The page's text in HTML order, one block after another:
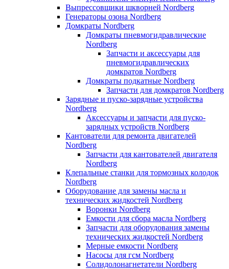
Выпрессовщики шкворней Nordberg
Генераторы озона Nordberg
Домкраты Nordberg
Домкраты пневмогидравлические
Nordberg
Запчасти и аксессуары для
пневмогидравлических
домкратов Nordberg
Домкраты подкатные Nordberg
Запчасти для домкратов Nordberg
Зарядные и пуско-зарядные устройства
Nordberg
Аксессуары и запчасти для пуско-
зарядных устройств Nordberg
Кантователи для ремонта двигателей
Nordberg
Запчасти для кантователей двигателя
Nordberg
Клепальные станки для тормозных колодок
Nordberg
Оборудование для замены масла и
технических жидкостей Nordberg
Воронки Nordberg
Емкости для сбора масла Nordberg
Запчасти для оборудования замены
технических жидкостей Nordberg
Мерные емкости Nordberg
Насосы для гсм Nordberg
Солидолонагнетатели Nordberg